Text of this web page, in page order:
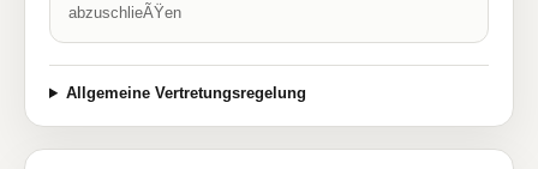
abzuschlieÃŸen
Allgemeine Vertretungsregelung